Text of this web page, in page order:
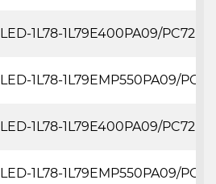
LED-1L78-1L79E400PA09/PC72 B
LED-1L78-1L79EMP550PA09/
LED-1L78-1L79E400PA09/PC72 C
LED-1L78-1L79EMP550PA09/